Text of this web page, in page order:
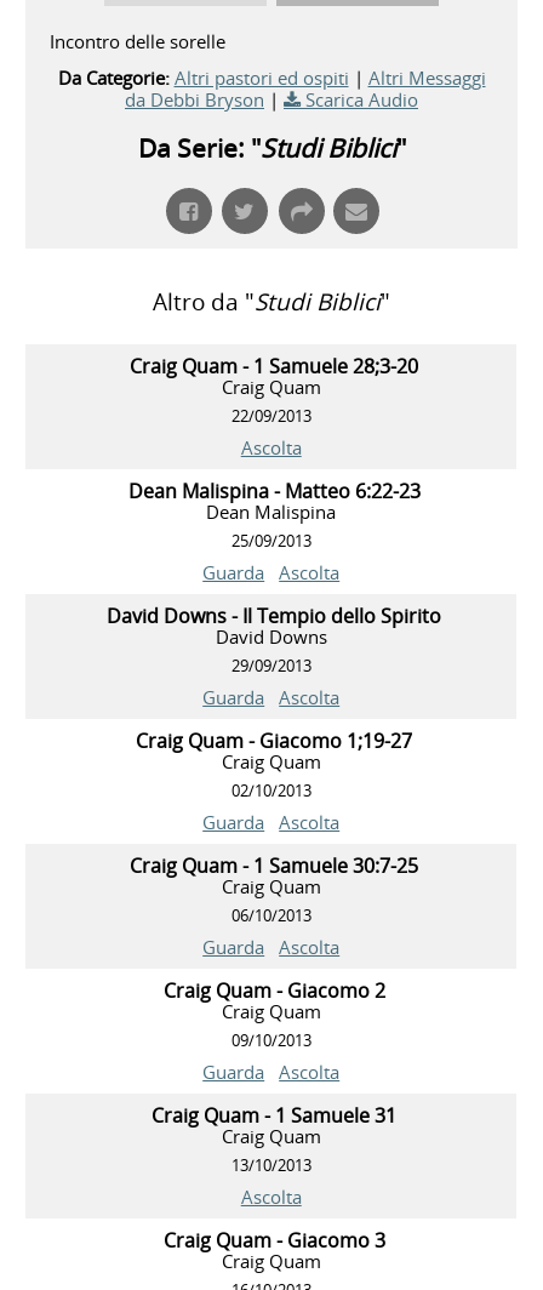
Incontro delle sorelle
Da Categorie: Altri pastori ed ospiti | Altri Messaggi
da Debbi Bryson | Scarica Audio
Da Serie: "Studi Biblici"
Altro da "Studi Biblici"
Craig Quam - 1 Samuele 28;3-20
Craig Quam
22/09/2013
Ascolta
Dean Malispina - Matteo 6:22-23
Dean Malispina
25/09/2013
Guarda Ascolta
David Downs - Il Tempio dello Spirito
David Downs
29/09/2013
Guarda Ascolta
Craig Quam - Giacomo 1;19-27
Craig Quam
02/10/2013
Guarda Ascolta
Craig Quam - 1 Samuele 30:7-25
Craig Quam
06/10/2013
Guarda Ascolta
Craig Quam - Giacomo 2
Craig Quam
09/10/2013
Guarda Ascolta
Craig Quam - 1 Samuele 31
Craig Quam
13/10/2013
Ascolta
Craig Quam - Giacomo 3
Craig Quam